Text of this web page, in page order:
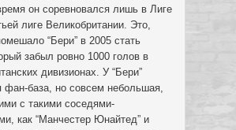
он соревновался лишь в Лиге
лиге Великобритании. Это,
“Бери” в 2005 стать
забыл ровно 1000 голов в
дивизионах. У “Бери”
фан-база, но совсем небольшая,
с такими соседями-
как “Манчестер Юнайтед” и